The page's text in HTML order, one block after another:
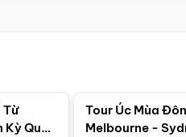
Từ
Quan
Tour Úc Mùa
Melbourne -